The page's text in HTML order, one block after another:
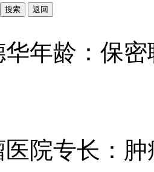
华年龄：保密
院专长：